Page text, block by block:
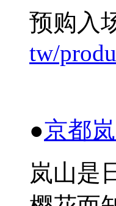
预购 入
tw/
●京都岚
岚山是